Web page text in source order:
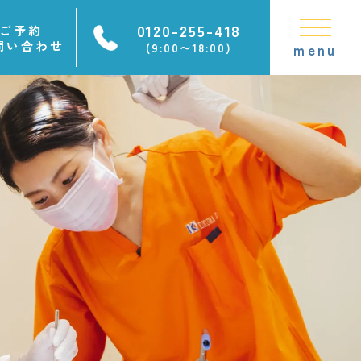
ご予約
い合わせ
0120-255-418
(9:00〜18:00) menu